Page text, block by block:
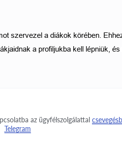
szervezel a diákok körében.
a profiljukba kell lépniük,
az ügyfélszolgálattal
Telegram